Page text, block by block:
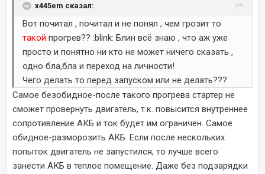
x445em сказал:
Вот почитал , почитал и не понял , чем грозит то
такой прогрев?? :blink: Блин всё знаю , что аж уже
просто и понятно ни кто не может ничего сказать ,
одно бла,бла и переход на личности!
Чего делать то перед запуском или не делать???
Самое безобидное-после такого прогрева стартер не
сможет провернуть двигатель, т.к. повысится внутреннее
сопротивление АКБ и ток будет им ограничен. Самое
обидное-разморозить АКБ. Если после нескольких
попыток двигатель не запустился, то лучше всего
занести АКБ в теплое помещение. Даже без подзарядки